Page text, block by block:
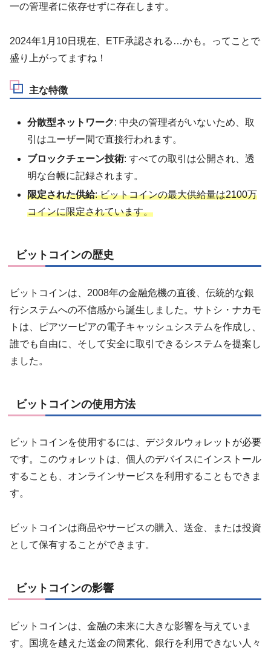
一の管理者に依存せずに存在します。
2024年1月10日現在、ETF承認される…かも。ってことで
盛り上がってますね！
主な特徴
分散型ネットワーク: 中央の管理者がいないため、取
引はユーザー間で直接行われます。
ブロックチェーン技術: すべての取引は公開され、透
明な台帳に記録されます。
限定された供給: ビットコインの最大供給量は2100万
コインに限定されています。
ビットコインの歴史
ビットコインは、2008年の金融危機の直後、伝統的な銀
行システムへの不信感から誕生しました。サトシ・ナカモ
トは、ピアツーピアの電子キャッシュシステムを作成し、
誰でも自由に、そして安全に取引できるシステムを提案し
ました。
ビットコインの使用方法
ビットコインを使用するには、デジタルウォレットが必要
です。このウォレットは、個人のデバイスにインストール
することも、オンラインサービスを利用することもできま
す。
ビットコインは商品やサービスの購入、送金、または投資
として保有することができます。
ビットコインの影響
ビットコインは、金融の未来に大きな影響を与えていま
す。国境を越えた送金の簡素化、銀行を利用できない人々